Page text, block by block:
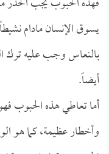
يسوق الإنسان مادام
بالنعاس وجب عليه ترك
أيضاً.
أما تعاطي هذه الحبوب
وأخطار عظيمة، كما هو